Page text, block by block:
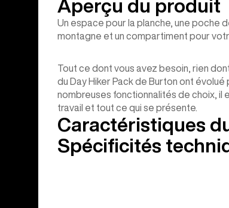
Aperçu du produit
Un espace pour la planche, une poche
montagne et un compartiment pour
Tout ce dont vous avez besoin, rien
du Day Hiker Pack de Burton ont
nombreuses fonctionnalités de choix,
travail et tout ce qui se présente.
Caractéristiques
Spécificités